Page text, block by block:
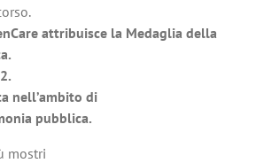
attribuisce la Medaglia della
nell’ambito di
pubblica.
mostri